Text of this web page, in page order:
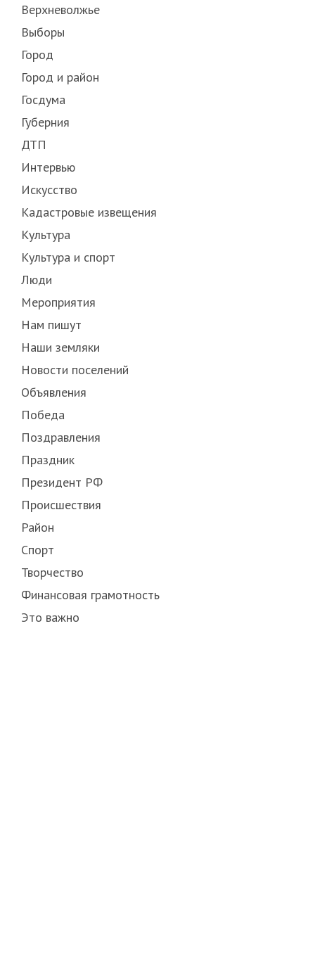
Верхневолжье
Выборы
Город
Город и район
Госдума
Губерния
ДТП
Интервью
Искусство
Кадастровые извещения
Культура
Культура и спорт
Люди
Мероприятия
Нам пишут
Наши земляки
Новости поселений
Объявления
Победа
Поздравления
Праздник
Президент РФ
Происшествия
Район
Спорт
Творчество
Финансовая грамотность
Это важно